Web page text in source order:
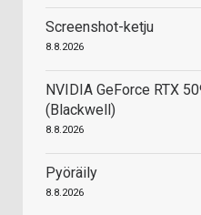
Screenshot-ketju
8.8.2026
NVIDIA GeForce RTX
(Blackwell)
8.8.2026
Pyöräily
8.8.2026